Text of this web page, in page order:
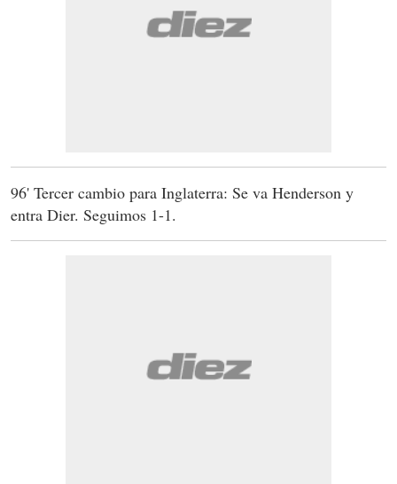
96' Tercer cambio para Inglaterra: Se va Henderson y
entra Dier. Seguimos 1-1.